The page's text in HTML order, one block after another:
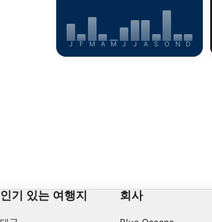
J F M A M J J A S O N D
인기 있는 여행지 회사